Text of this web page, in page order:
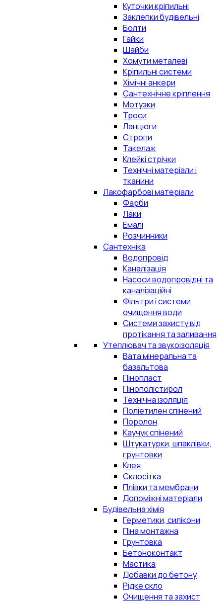
Куточки кріпильні
Заклепки будівельні
Болти
Гайки
Шайби
Хомути металеві
Кріпильні системи
Хімічні анкери
Сантехнічне кріплення
Мотузки
Троси
Ланцюги
Стропи
Такелаж
Клейкі стрічки
Технічні матеріали і
тканини
Лакофарбові матеріали
Фарби
Лаки
Емалі
Розчинники
Сантехніка
Водопровід
Каналізація
Насоси водопровідні та
каналізаційні
Фільтри і системи
очищення води
Системи захисту від
протікання та заливання
Утеплювач та звукоізоляція
Вата мінеральна та
базальтова
Пінопласт
Пінополістирол
Технічна ізоляція
Поліетилен спінений
Поролон
Каучук спінений
Штукатурки, шпаклівки,
грунтовки
Клея
Склосітка
Плівки та мембрани
Допоміжні матеріали
Будівельна хімія
Герметики, силікони
Піна монтажна
Грунтовка
Бетоноконтакт
Мастика
Добавки до бетону
Рідке скло
Очищення та захист